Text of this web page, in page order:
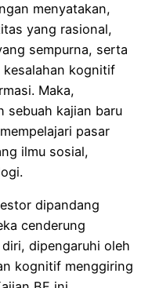
menyatakan,
yang rasional,
sempurna, serta
kesalahan kognitif
Maka,
sebuah kajian baru
pasar
ilmu sosial,
dipandang
cenderung
dipengaruhi oleh
kognitif menggiring